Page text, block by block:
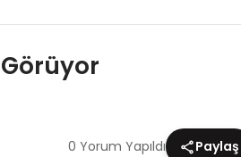
0 Yorum Yapıldı Paylaş